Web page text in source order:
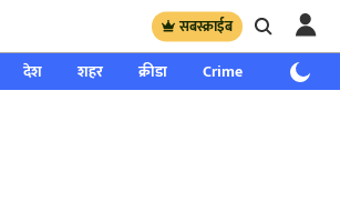
सबस्क्राईब
देश शहर क्रीडा Crime साप्ताहिक